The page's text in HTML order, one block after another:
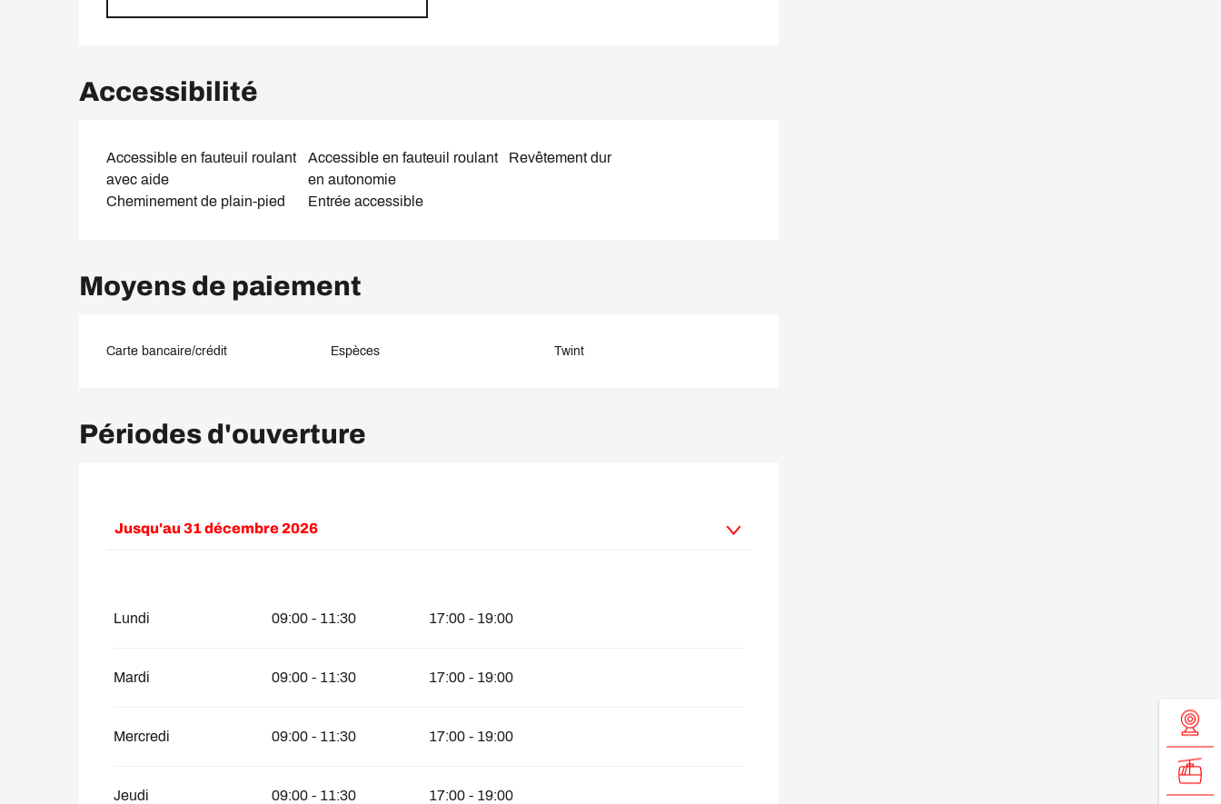
Accessibilité
Accessible en fauteuil roulant
avec aide
Accessible en fauteuil roulant
en autonomie
Revêtement dur
Cheminement de plain-pied Entrée accessible
Moyens de paiement
Carte bancaire/crédit Espèces Twint
Périodes d'ouverture
Jusqu'au 31 décembre 2026
Lundi 09:00 - 11:30 17:00 - 19:00
Mardi 09:00 - 11:30 17:00 - 19:00
Mercredi 09:00 - 11:30 17:00 - 19:00
Jeudi 09:00 - 11:30 17:00 - 19:00